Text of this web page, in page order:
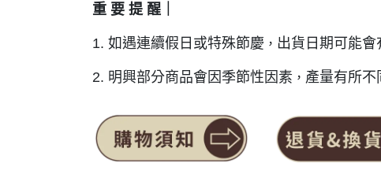
重 要 提 醒｜
1. 如遇連續假日或特殊節慶 ， 出貨日期可能會
2. 明興部分商品會因季節性因素 ， 產量有所不